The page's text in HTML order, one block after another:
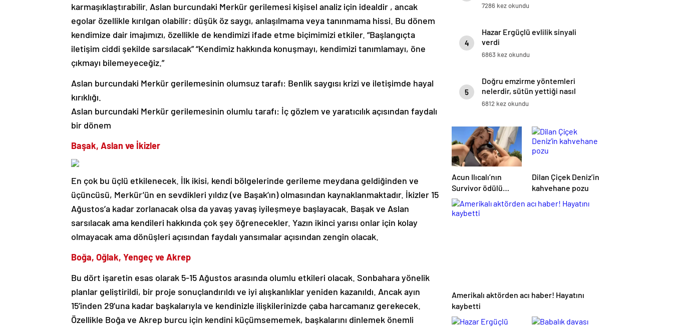
karmaşıklaştırabilir. Aslan burcundaki Merkür gerilemesi kişisel analiz için idealdir , ancak
egolar özellikle kırılgan olabilir: düşük öz saygı, anlaşılmama veya tanınmama hissi. Bu dönem
kendimize dair imajımızı, özellikle de kendimizi ifade etme biçimimizi etkiler. “Başlangıçta
iletişim ciddi şekilde sarsılacak” “Kendimiz hakkında konuşmayı, kendimizi tanımlamayı, öne
çıkmayı bilemeyeceğiz.”
Aslan burcundaki Merkür gerilemesinin olumsuz tarafı: Benlik saygısı krizi ve iletişimde hayal
kırıklığı.
Aslan burcundaki Merkür gerilemesinin olumlu tarafı: İç gözlem ve yaratıcılık açısından faydalı
bir dönem
Başak, Aslan ve İkizler
En çok bu üçlü etkilenecek. İlk ikisi, kendi bölgelerinde gerileme meydana geldiğinden ve
üçüncüsü, Merkür’ün en sevdikleri yıldız (ve Başak’ın) olmasından kaynaklanmaktadır. İkizler 15
Ağustos’a kadar zorlanacak olsa da yavaş yavaş iyileşmeye başlayacak. Başak ve Aslan
sarsılacak ama kendileri hakkında çok şey öğrenecekler. Yazın ikinci yarısı onlar için kolay
olmayacak ama dönüşleri açısından faydalı yansımalar açısından zengin olacak.
Boğa, Oğlak, Yengeç ve Akrep
Bu dört işaretin esas olarak 5-15 Ağustos arasında olumlu etkileri olacak. Sonbahara yönelik
planlar geliştirildi, bir proje sonuçlandırıldı ve iyi alışkanlıklar yeniden kazanıldı. Ancak ayın
15’inden 29’una kadar başkalarıyla ve kendinizle ilişkilerinizde çaba harcamanız gerekecek.
Özellikle Boğa ve Akrep burcu için kendini küçümsememek, başkalarını dinlemek önemli
7286 kez okundu
4
Hazar Ergüçlü evlilik sinyali
verdi
6863 kez okundu
5
Doğru emzirme yöntemleri
nelerdir, sütün yettiği nasıl
anlaşılır?
6812 kez okundu
Acun Ilıcalı’nın
Survivor ödülü
Yasmin Erbil’i
ağlattı: “Yiğit
Dilan Çiçek Deniz’in
kahvehane pozu
Amerikalı aktörden acı haber! Hayatını
kaybetti